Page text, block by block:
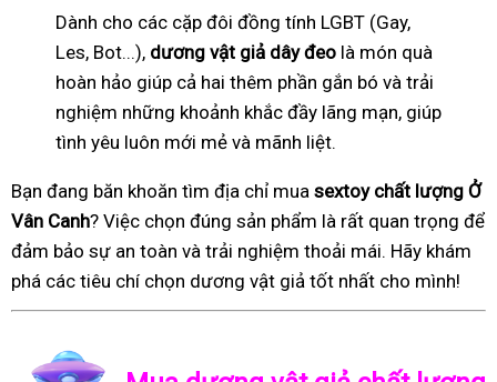
Dành cho các cặp đôi đồng tính LGBT (Gay,
Les, Bot...), dương vật giả dây đeo là món quà
hoàn hảo giúp cả hai thêm phần gắn bó và trải
nghiệm những khoảnh khắc đầy lãng mạn, giúp
tình yêu luôn mới mẻ và mãnh liệt.
Bạn đang băn khoăn tìm địa chỉ mua sextoy chất lượng Ở
Vân Canh? Việc chọn đúng sản phẩm là rất quan trọng để
đảm bảo sự an toàn và trải nghiệm thoải mái. Hãy khám
phá các tiêu chí chọn dương vật giả tốt nhất cho mình!